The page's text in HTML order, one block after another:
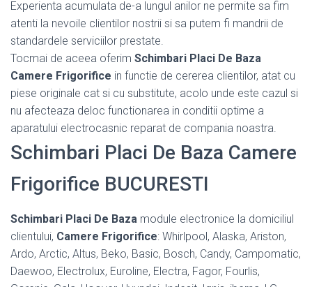
Experienta acumulata de-a lungul anilor ne permite sa fim
atenti la nevoile clientilor nostrii si sa putem fi mandrii de
standardele serviciilor prestate.
Tocmai de aceea oferim Schimbari Placi De Baza
Camere Frigorifice in functie de cererea clientilor, atat cu
piese originale cat si cu substitute, acolo unde este cazul si
nu afecteaza deloc functionarea in conditii optime a
aparatului electrocasnic reparat de compania noastra.
Schimbari Placi De Baza Camere
Frigorifice BUCURESTI
Schimbari Placi De Baza module electronice la domiciliul
clientului, Camere Frigorifice: Whirlpool, Alaska, Ariston,
Ardo, Arctic, Altus, Beko, Basic, Bosch, Candy, Campomatic,
Daewoo, Electrolux, Euroline, Electra, Fagor, Fourlis,